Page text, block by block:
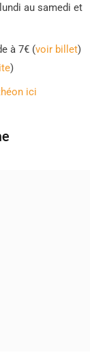
au samedi et
à 7€ (voir billet)
)
ici